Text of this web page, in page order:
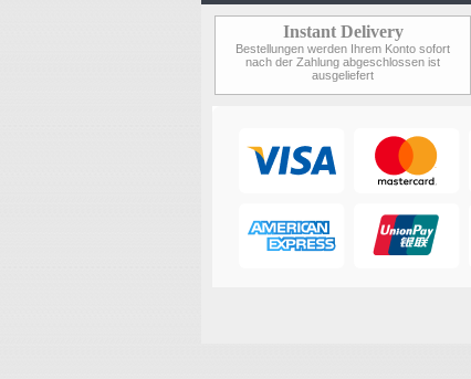
Instant Delivery
Bestellungen werden Ihrem Konto sofort
nach der Zahlung abgeschlossen ist
ausgeliefert